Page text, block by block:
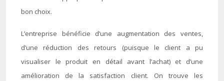
bon choix.
L’entreprise bénéficie d’une augmentation des ventes,
d’une réduction des retours (puisque le client a pu
visualiser le produit en détail avant l’achat) et d’une
amélioration de la satisfaction client. On trouve les